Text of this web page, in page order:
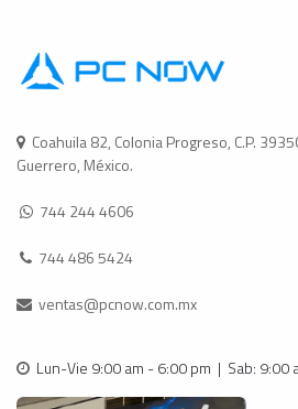
Coahuila 82, Colonia Progreso, C.P.
Guerrero, México.
744 244 4606
744 486 5424
ventas@pcnow.com.mx
Lun-Vie 9:00 am - 6:00 pm | Sab: 9:00